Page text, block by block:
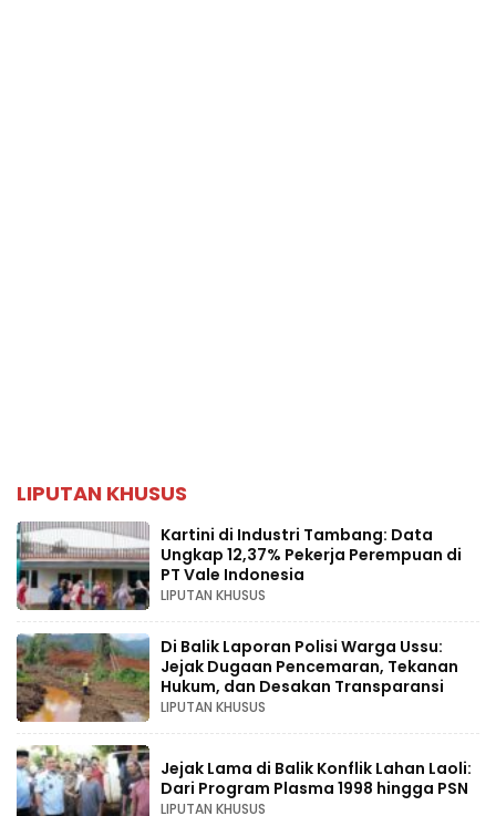
LIPUTAN KHUSUS
Kartini di Industri Tambang: Data
Ungkap 12,37% Pekerja Perempuan di
PT Vale Indonesia
LIPUTAN KHUSUS
Di Balik Laporan Polisi Warga Ussu:
Jejak Dugaan Pencemaran, Tekanan
Hukum, dan Desakan Transparansi
LIPUTAN KHUSUS
Jejak Lama di Balik Konflik Lahan Laoli:
Dari Program Plasma 1998 hingga PSN
LIPUTAN KHUSUS